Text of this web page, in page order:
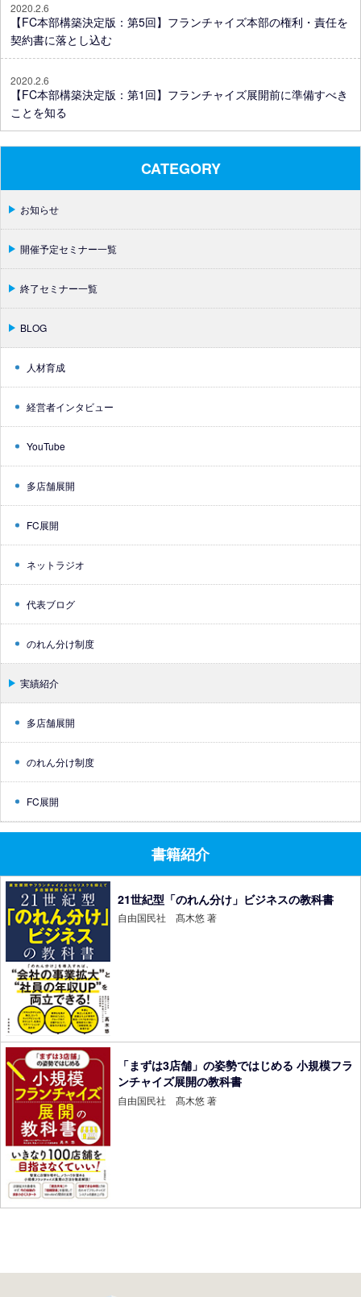
2020.2.6
【FC本部構築決定版：第5回】フランチャイズ本部の権利・責任を
契約書に落とし込む
2020.2.6
【FC本部構築決定版：第1回】フランチャイズ展開前に準備すべき
ことを知る
CATEGORY
お知らせ
開催予定セミナー一覧
終了セミナー一覧
BLOG
人材育成
経営者インタビュー
YouTube
多店舗展開
FC展開
ネットラジオ
代表ブログ
のれん分け制度
実績紹介
多店舗展開
のれん分け制度
FC展開
書籍紹介
21世紀型「のれん分け」ビジネスの教科書
自由国民社 髙木悠 著
「まずは3店舗」の姿勢ではじめる 小規模フラ
ンチャイズ展開の教科書
自由国民社 髙木悠 著